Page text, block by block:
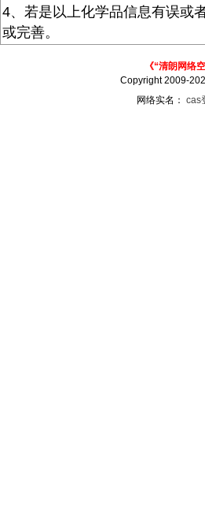
4、若是以上化学品信息有误或
或完善。
《“清朗网络
Copyright 2009-
网络实名： cas